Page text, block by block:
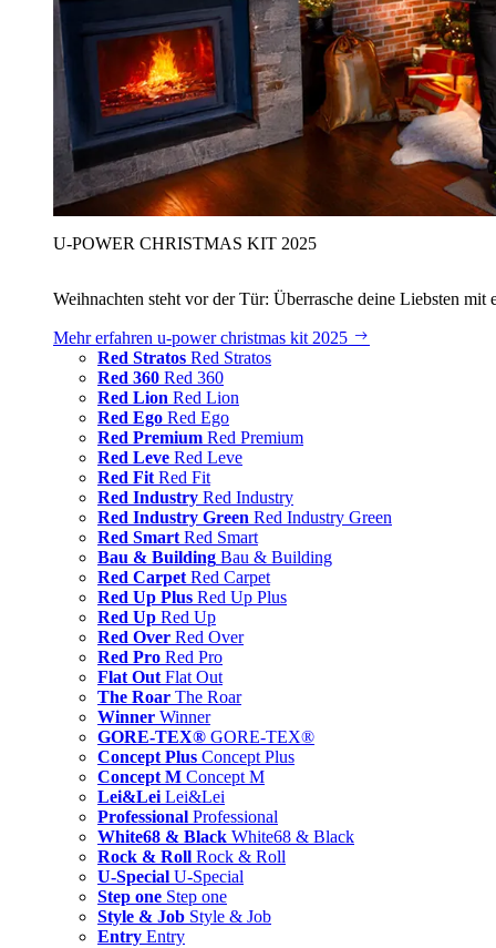
U‑POWER CHRISTMAS KIT 2025
Weihnachten steht vor der Tür: Überrasche deine Liebsten
Mehr erfahren u‑power christmas kit 2025
Red Stratos Red Stratos
Red 360 Red 360
Red Lion Red Lion
Red Ego Red Ego
Red Premium Red Premium
Red Leve Red Leve
Red Fit Red Fit
Red Industry Red Industry
Red Industry Green Red Industry Green
Red Smart Red Smart
Bau & Building Bau & Building
Red Carpet Red Carpet
Red Up Plus Red Up Plus
Red Up Red Up
Red Over Red Over
Red Pro Red Pro
Flat Out Flat Out
The Roar The Roar
Winner Winner
GORE-TEX® GORE-TEX®
Concept Plus Concept Plus
Concept M Concept M
Lei&Lei Lei&Lei
Professional Professional
White68 & Black White68 & Black
Rock & Roll Rock & Roll
U-Special U-Special
Step one Step one
Style & Job Style & Job
Entry Entry